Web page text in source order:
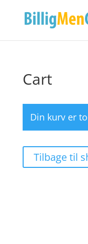
Cart
Din kurv er
Tilbage til